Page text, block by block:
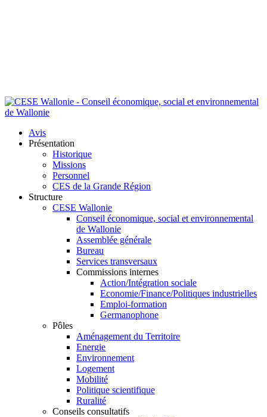
Avis
Présentation
Historique
Missions
Personnel
CES de la Grande Région
Structure
CESE Wallonie
Conseil économique, social et environnemental
de Wallonie
Assemblée générale
Bureau
Services transversaux
Commissions internes
Action/Intégration sociale
Economie/Finance/Politiques industrielles
Emploi-formation
Germanophone
Pôles
Aménagement du Territoire
Energie
Environnement
Logement
Mobilité
Politique scientifique
Ruralité
Conseils consultatifs